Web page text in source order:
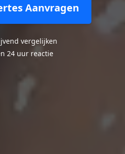
Aanvragen
vergelijken
24 uur reactie